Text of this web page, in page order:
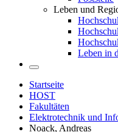
Leben und
Leben in
Startseite
HOST
Fakultäten
Elektrotechnik und
Noack, Andreas